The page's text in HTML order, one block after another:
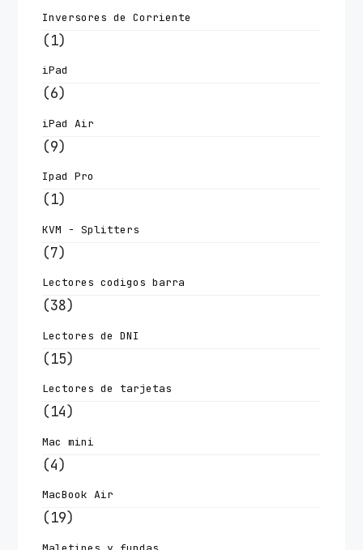
Inversores de Corriente
(1)
iPad
(6)
iPad Air
(9)
Ipad Pro
(1)
KVM - Splitters
(7)
Lectores codigos barra
(38)
Lectores de DNI
(15)
Lectores de tarjetas
(14)
Mac mini
(4)
MacBook Air
(19)